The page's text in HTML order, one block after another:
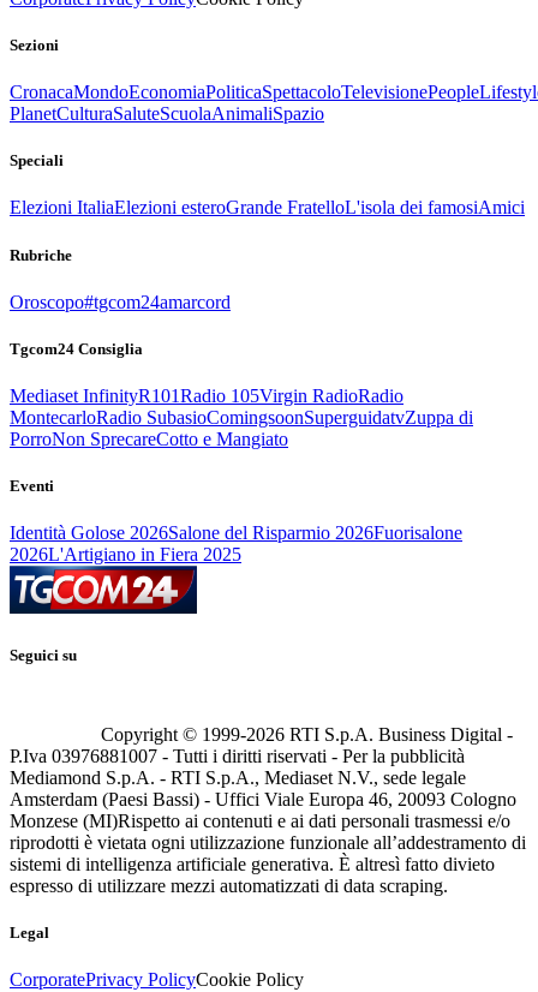
Sezioni
CronacaMondoEconomiaPoliticaSpettacoloTelevisionePeople
PlanetCulturaSaluteScuolaAnimaliSpazio
Speciali
Elezioni ItaliaElezioni esteroGrande FratelloL'isola dei famosiAmici
Rubriche
Oroscopo#tgcom24amarcord
Tgcom24 Consiglia
Mediaset InfinityR101Radio 105Virgin RadioRadio
MontecarloRadio SubasioComingsoonSuperguidatvZuppa di
PorroNon SprecareCotto e Mangiato
Eventi
Identità Golose 2026Salone del Risparmio 2026Fuorisalone
2026L'Artigiano in Fiera 2025
Seguici su
Copyright © 1999-2026 RTI S.p.A. Business Digital -
P.Iva 03976881007 - Tutti i diritti riservati - Per la pubblicità
Mediamond S.p.A. - RTI S.p.A., Mediaset N.V., sede legale
Amsterdam (Paesi Bassi) - Uffici Viale Europa 46, 20093 Cologno
Monzese (MI)Rispetto ai contenuti e ai dati personali trasmessi e/o
riprodotti è vietata ogni utilizzazione funzionale all’addestramento di
sistemi di intelligenza artificiale generativa. È altresì fatto divieto
espresso di utilizzare mezzi automatizzati di data scraping.
Legal
CorporatePrivacy PolicyCookie Policy